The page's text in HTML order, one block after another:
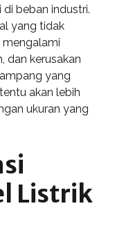
beban industri.
yang tidak
dan kerusakan
yang
akan lebih
ukuran yang
Listrik